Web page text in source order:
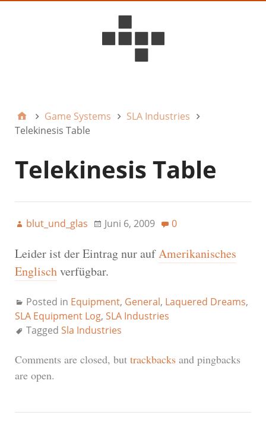
Game Systems
SLA Industries
Telekinesis Table
Telekinesis Table
blut_und_glas Juni 6, 2009 0
Leider ist der Eintrag nur aufAmerikanisches
Englischverfügbar.
Posted in Equipment, General, Laquered Dreams,
SLA Equipment Log, SLA Industries
Tagged Sla Industries
Comments are closed, but trackbacks and pingbacks
are open.